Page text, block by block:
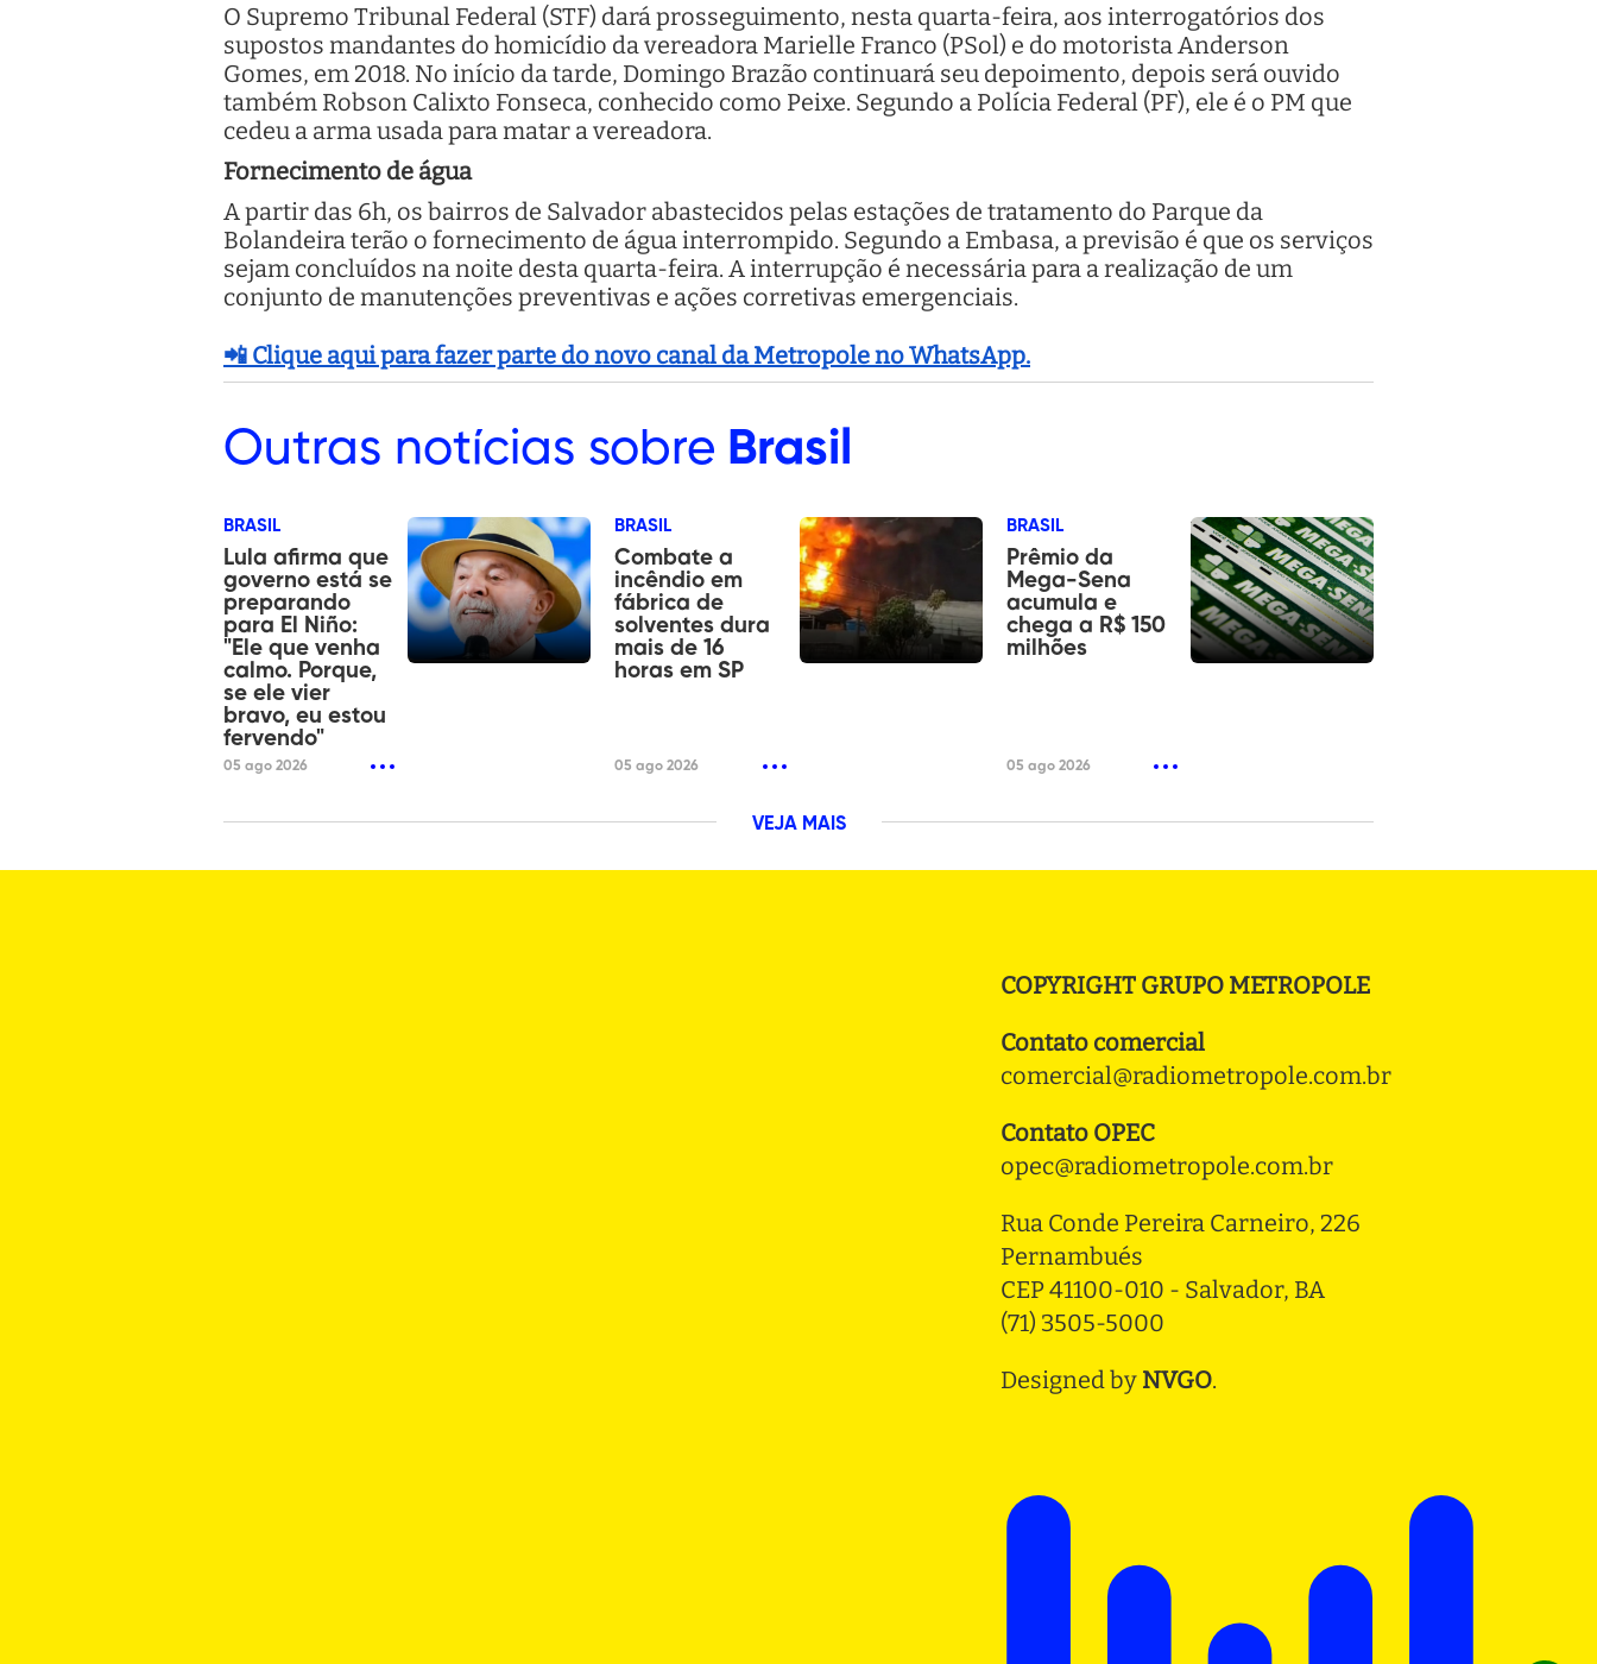
O Supremo Tribunal Federal (STF) dará prosseguimento, nesta quarta-feira, aos interrogatórios dos
supostos mandantes do homicídio da vereadora Marielle Franco (PSol) e do motorista Anderson
Gomes, em 2018. No início da tarde, Domingo Brazão continuará seu depoimento, depois será ouvido
também Robson Calixto Fonseca, conhecido como Peixe. Segundo a Polícia Federal (PF), ele é o PM que
cedeu a arma usada para matar a vereadora.
Fornecimento de água
A partir das 6h, os bairros de Salvador abastecidos pelas estações de tratamento do Parque da
Bolandeira terão o fornecimento de água interrompido. Segundo a Embasa, a previsão é que os serviços
sejam concluídos na noite desta quarta-feira. A interrupção é necessária para a realização de um
conjunto de manutenções preventivas e ações corretivas emergenciais.
📲 Clique aqui para fazer parte do novo canal da Metropole no WhatsApp.
Outras notícias sobre Brasil
BRASIL
Lula afirma que
governo está se
preparando
para El Niño:
"Ele que venha
calmo. Porque,
se ele vier
bravo, eu estou
fervendo"
05 ago 2026
BRASIL
Combate a
incêndio em
fábrica de
solventes dura
mais de 16
horas em SP
05 ago 2026
BRASIL
Prêmio da
Mega-Sena
acumula e
chega a R$ 150
milhões
05 ago 2026
VEJA MAIS
COPYRIGHT GRUPO METROPOLE
Contato comercial
comercial@radiometropole.com.br
Contato OPEC
opec@radiometropole.com.br
Rua Conde Pereira Carneiro, 226
Pernambués
CEP 41100-010 - Salvador, BA
(71) 3505-5000
Designed by NVGO.